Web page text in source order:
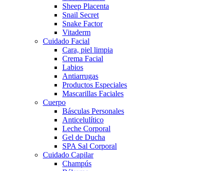
Sheep Placenta
Snail Secret
Snake Factor
Vitaderm
Cuidado Facial
Cara, piel limpia
Crema Facial
Labios
Antiarrugas
Productos Especiales
Mascarillas Faciales
Cuerpo
Básculas Personales
Anticelulítico
Leche Corporal
Gel de Ducha
SPA Sal Corporal
Cuidado Capilar
Champús